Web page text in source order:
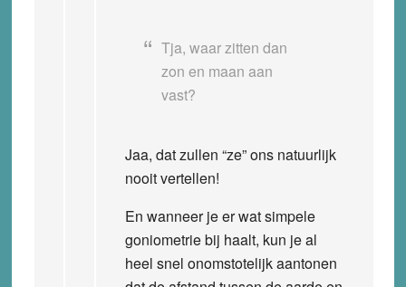
Tja, waar zitten dan
zon en maan aan
vast?
Jaa, dat zullen “ze” ons natuurlijk
nooit vertellen!
En wanneer je er wat simpele
goniometrie bij haalt, kun je al
heel snel onomstotelijk aantonen